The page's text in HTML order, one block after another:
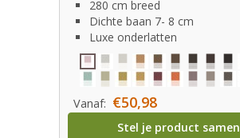
280 cm breed
Dichte baan 7- 8 cm
Luxe onderlatten
Vanaf: €50,98
Stel je product samen